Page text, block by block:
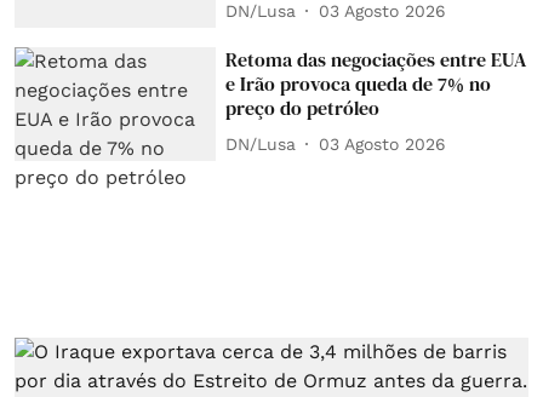
DN/Lusa 03 Agosto 2026
Retoma das negociações entre EUA
e Irão provoca queda de 7% no
preço do petróleo
DN/Lusa 03 Agosto 2026